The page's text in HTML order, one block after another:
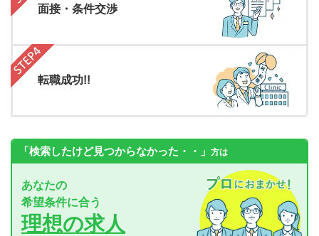
面接・条件交渉
転職成功!!
「検索したけど見つからなかった・・」 方は
あなたの
希望条件に合う
理想の求人